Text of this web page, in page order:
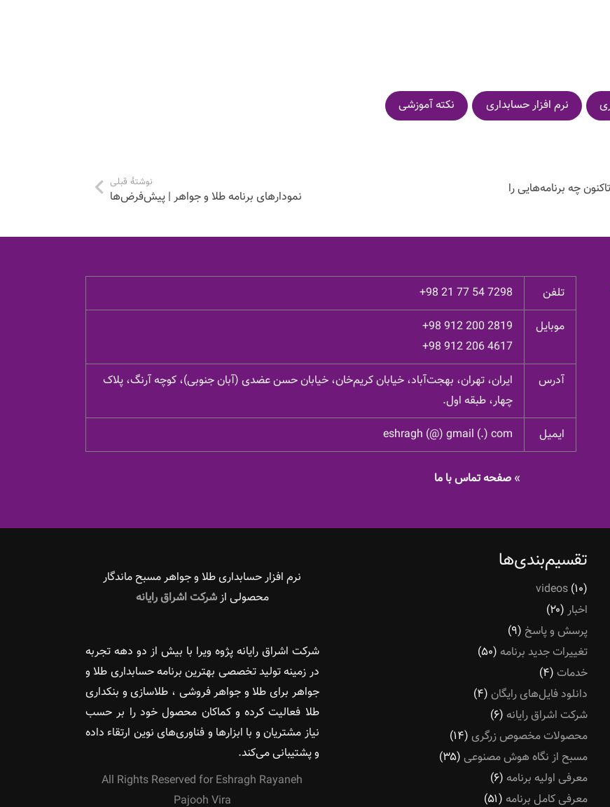
نرم افزار حسابداری نکته آموزشی
نوشتهٔ قبلی
نمودارهای برنامه طلا و جواهر | پیش‌فرض‌ها
چه برنامه‌هایی را
تلفن
+98 21 77 54 7298
موبایل
+98 912 200 2819
+98 912 206 4617
آدرس
ایران، تهران، بهجت‌آباد، خیابان کریم‌خان، خیابان حسن عضدی (آبان جنوبی)، کوچه آرنگ، پلاک
چهار، طبقه اول.
ایمیل
eshragh (@) gmail (.) com
» صفحه تماس با ما
تقسیم‌بندی‌ها
videos(۱۰)
اخبار (۲۰)
پرسش و پاسخ (۹)
تغییرات جدید برنامه (۵۰)
خدمات (۴)
دانلود فایل‌های رایگان (۴)
شرکت اشراق رایانه (۶)
محصولات مخصوص زرگری (۱۴)
مسبح از نگاه هوش مصنوعی (۳۵)
معرفی اولیه برنامه (۶)
معرفی کامل برنامه (۵۱)
نرم افزار حسابداری طلا و جواهر مسبح ماندگار‌
محصولی ازشرکت اشراق رایانه
شرکت اشراق رایانه پژوه ویرا با بیش از دو دهه تجربه
در زمینه تولید تخصصی بهترین برنامه حسابداری طلا و
جواهر برای طلا و جواهر فروشی ، طلاسازی و بنکداری
طلا فعالیت کرده و کماکان محصول خود را بر حسب
نیاز مشتریان و با ابزارها و فناوری‌های نوین ارتقاء داده
و پشتیبانی می‌کند.
All Rights Reserved for Eshragh Rayaneh
Pajooh Vira